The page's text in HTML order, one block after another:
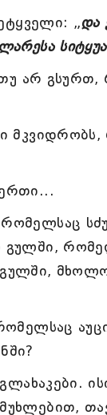
„და
არ
გულში,